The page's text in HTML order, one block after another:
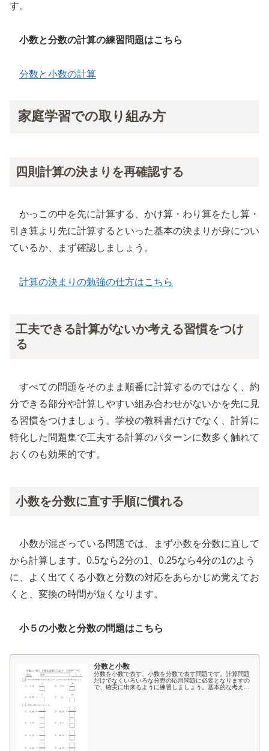
す。
小数と分数の計算の練習問題はこちら
分数と小数の計算
家庭学習での取り組み方
四則計算の決まりを再確認する
かっこの中を先に計算する、かけ算・わり算をたし算・
引き算より先に計算するといった基本の決まりが身につい
ているか、まず確認しましょう。
計算の決まりの勉強の仕方はこちら
工夫できる計算がないか考える習慣をつけ
る
すべての問題をそのまま順番に計算するのではなく、約
分できる部分や計算しやすい組み合わせがないかを先に見
る習慣をつけましょう。学校の教科書だけでなく、計算に
特化した問題集で工夫する計算のパターンに数多く触れて
おくのも効果的です。
小数を分数に直す手順に慣れる
小数が混ざっている問題では、まず小数を分数に直して
から計算します。0.5なら2分の1、0.25なら4分の1のよう
に、よく出てくる小数と分数の対応をあらかじめ覚えてお
くと、変換の時間が短くなります。
小５の小数と分数の問題はこちら
分数と小数
分数を小数で表す、小数を分数で表す問題です。計算問題
だけでなくいろいろな分野の応用問題に必要となりますの
で、確実に出来るように練習しましょう。基本的な考え方